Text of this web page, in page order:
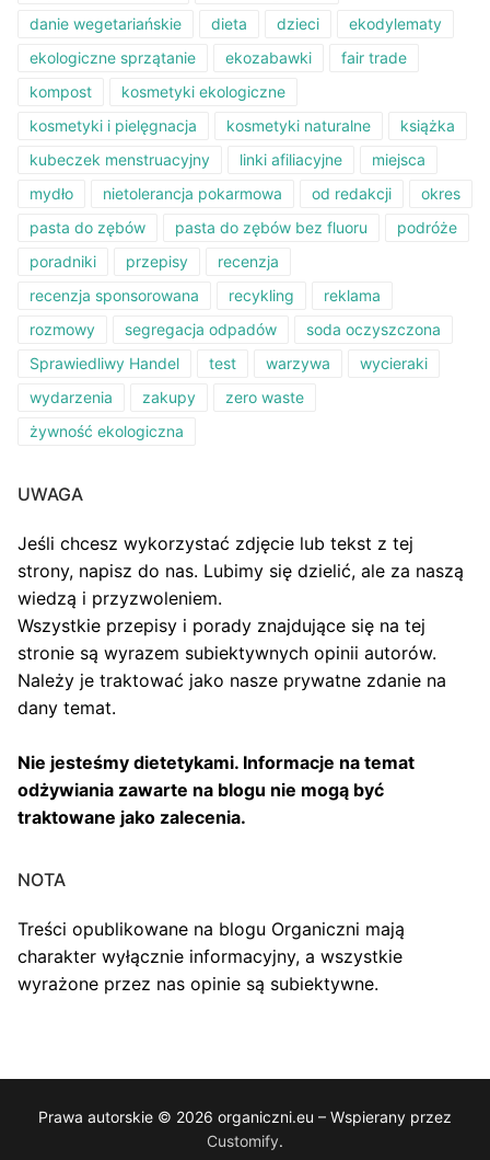
Zdjęcie
Zobacz na Facebooku · Udostępnij
danie wegetariańskie
dieta dzieci
ekodylematy
ekologiczne sprzątanie
ekozabawki
fair trade
kompost
kosmetyki ekologiczne
kosmetyki i pielęgnacja
kosmetyki naturalne
książka
kubeczek menstruacyjny
linki afiliacyjne
miejsca
mydło
nietolerancja pokarmowa od redakcji
okres
pasta do zębów
pasta do zębów bez fluoru
podróże
poradniki
przepisy
recenzja
recenzja sponsorowana
recykling
reklama
rozmowy
segregacja odpadów
soda oczyszczona
Sprawiedliwy Handel
test warzywa
wycieraki
wydarzenia
zakupy
zero waste
żywność ekologiczna
UWAGA
Jeśli chcesz wykorzystać zdjęcie lub tekst z tej
strony, napisz do nas. Lubimy się dzielić, ale za naszą
wiedzą i przyzwoleniem.
Wszystkie przepisy i porady znajdujące się na tej
stronie są wyrazem subiektywnych opinii autorów.
Należy je traktować jako nasze prywatne zdanie na
dany temat.
Nie jesteśmy dietetykami. Informacje na temat
odżywiania zawarte na blogu nie mogą być
traktowane jako zalecenia.
NOTA
Treści opublikowane na blogu Organiczni mają
charakter wyłącznie informacyjny, a wszystkie
wyrażone przez nas opinie są subiektywne.
Prawa autorskie © 2026 organiczni.eu – Wspierany przez
Customify.